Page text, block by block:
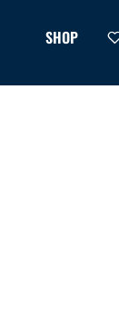
SHOP